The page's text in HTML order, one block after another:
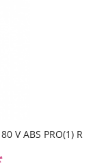
V ABS PRO(1) R